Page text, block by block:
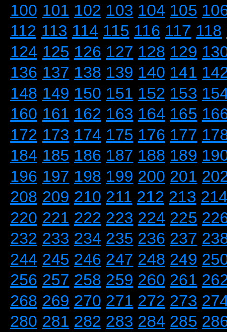
100 101 102 103 104 105
112 113 114 115 116 117 118
124 125 126 127 128 129
136 137 138 139 140 141
148 149 150 151 152 153
160 161 162 163 164 165
172 173 174 175 176 177
184 185 186 187 188 189
196 197 198 199 200 201
208 209 210 211 212 213
220 221 222 223 224 225
232 233 234 235 236 237
244 245 246 247 248 249
256 257 258 259 260 261
268 269 270 271 272 273
280 281 282 283 284 285